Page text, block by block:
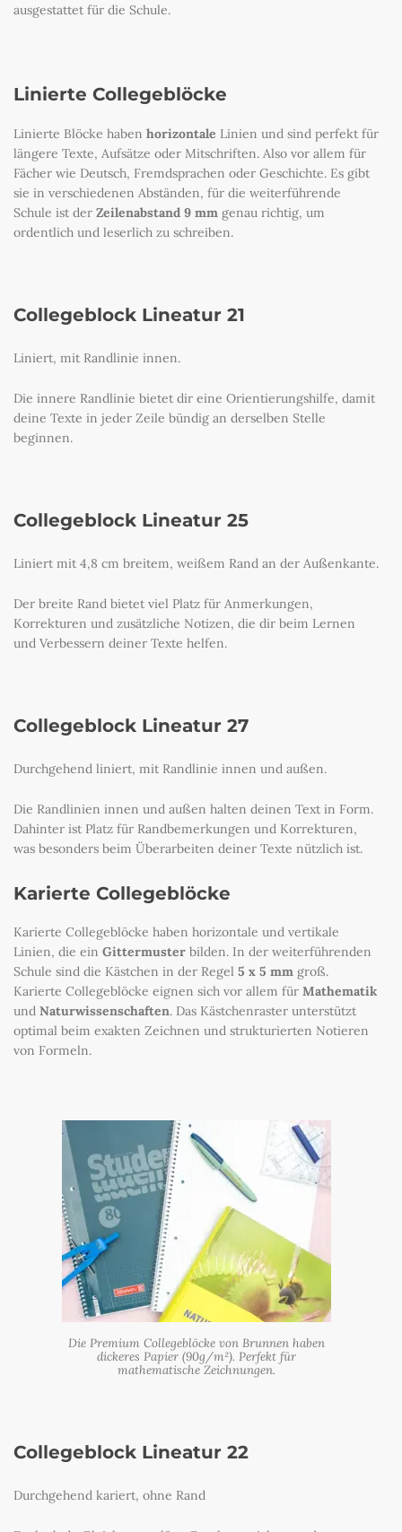
ausgestattet für die Schule.
Linierte Collegeblöcke
Linierte Blöcke haben horizontale Linien und sind perfekt für
längere Texte, Aufsätze oder Mitschriften. Also vor allem für
Fächer wie Deutsch, Fremdsprachen oder Geschichte. Es gibt
sie in verschiedenen Abständen, für die weiterführende
Schule ist der Zeilenabstand 9 mm genau richtig, um
ordentlich und leserlich zu schreiben.
Collegeblock Lineatur 21
Liniert, mit Randlinie innen.
Die innere Randlinie bietet dir eine Orientierungshilfe, damit
deine Texte in jeder Zeile bündig an derselben Stelle
beginnen.
Collegeblock Lineatur 25
Liniert mit 4,8 cm breitem, weißem Rand an der Außenkante.
Der breite Rand bietet viel Platz für Anmerkungen,
Korrekturen und zusätzliche Notizen, die dir beim Lernen
und Verbessern deiner Texte helfen.
Collegeblock Lineatur 27
Durchgehend liniert, mit Randlinie innen und außen.
Die Randlinien innen und außen halten deinen Text in Form.
Dahinter ist Platz für Randbemerkungen und Korrekturen,
was besonders beim Überarbeiten deiner Texte nützlich ist.
Karierte Collegeblöcke
Karierte Collegeblöcke haben horizontale und vertikale
Linien, die ein Gittermuster bilden. In der weiterführenden
Schule sind die Kästchen in der Regel 5 x 5 mm groß.
Karierte Collegeblöcke eignen sich vor allem für Mathematik
und Naturwissenschaften. Das Kästchenraster unterstützt
optimal beim exakten Zeichnen und strukturierten Notieren
von Formeln.
Die Premium Collegeblöcke von Brunnen haben
dickeres Papier (90g/m²). Perfekt für
mathematische Zeichnungen.
Collegeblock Lineatur 22
Durchgehend kariert, ohne Rand